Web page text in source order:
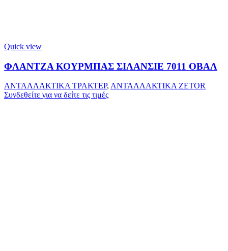
Quick view
ΦΛΑΝΤΖΑ ΚΟΥΡΜΠΑΣ ΣΙΛΑΝΣΙΕ 7011 ΟΒΑΛ
ΑΝΤΑΛΛΑΚΤΙΚΑ ΤΡΑΚΤΕΡ, ΑΝΤΑΛΛΑΚΤΙΚΑ ZETOR
Συνδεθείτε για να δείτε τις τιμές